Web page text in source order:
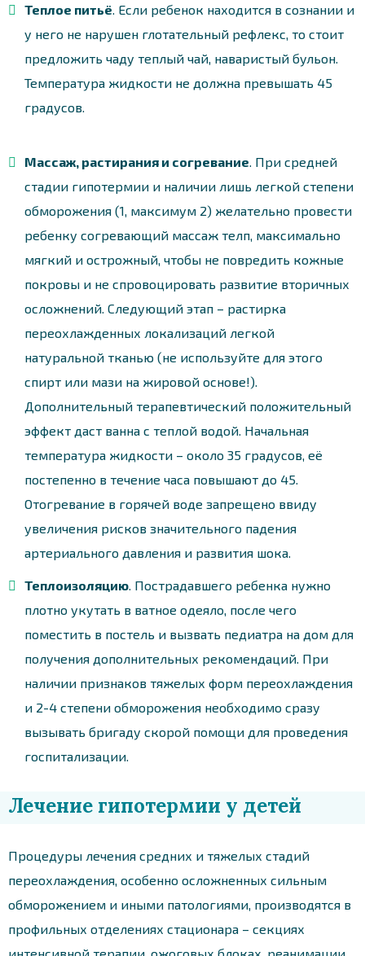
Теплое питьё. Если ребенок находится в сознании и
у него не нарушен глотательный рефлекс, то стоит
предложить чаду теплый чай, наваристый бульон.
Температура жидкости не должна превышать 45
градусов.
Массаж, растирания и согревание. При средней
стадии гипотермии и наличии лишь легкой степени
обморожения (1, максимум 2) желательно провести
ребенку согревающий массаж телп, максимально
мягкий и острожный, чтобы не повредить кожные
покровы и не спровоцировать развитие вторичных
осложнений. Следующий этап – растирка
переохлажденных локализаций легкой
натуральной тканью (не используйте для этого
спирт или мази на жировой основе!).
Дополнительный терапевтический положительный
эффект даст ванна с теплой водой. Начальная
температура жидкости – около 35 градусов, её
постепенно в течение часа повышают до 45.
Отогревание в горячей воде запрещено ввиду
увеличения рисков значительного падения
артериального давления и развития шока.
Теплоизоляцию. Пострадавшего ребенка нужно
плотно укутать в ватное одеяло, после чего
поместить в постель и вызвать педиатра на дом для
получения дополнительных рекомендаций. При
наличии признаков тяжелых форм переохлаждения
и 2-4 степени обморожения необходимо сразу
вызывать бригаду скорой помощи для проведения
госпитализации.
Лечение гипотермии у детей
Процедуры лечения средних и тяжелых стадий
переохлаждения, особенно осложненных сильным
обморожением и иными патологиями, производятся в
профильных отделениях стационара – секциях